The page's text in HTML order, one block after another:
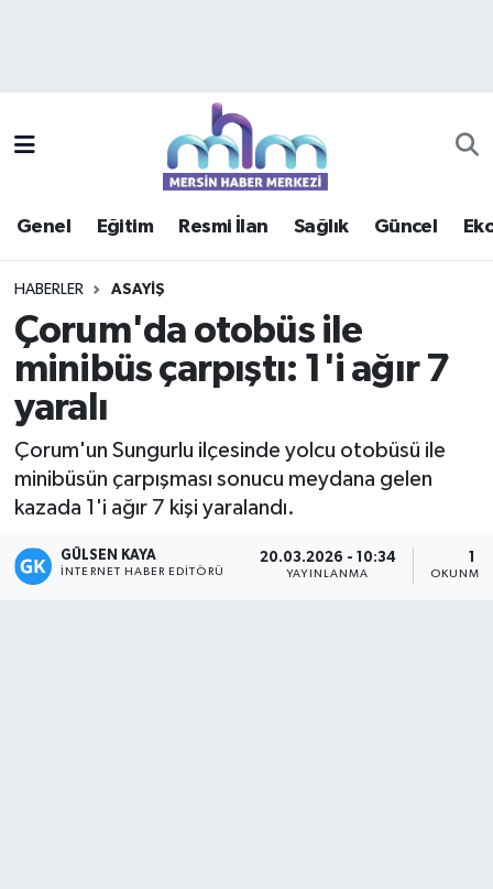
Genel Eğitim Resmi İlan Sağlık Güncel
HABERLER ASAYIŞ
Çorum'da otobüs ile
minibüs çarpıştı: 1'i ağır 7
yaralı
Çorum'un Sungurlu ilçesinde yolcu otobüsü ile
minibüsün çarpışması sonucu meydana gelen
kazada 1'i ağır 7 kişi yaralandı.
GÜLSEN KAYA
İNTERNET HABER EDITÖRÜ
20.03.2026 - 10:34
YAYINLANMA OKUNMA
Güncel
Haberde insan
Kültür - Sanat
Mersin Trafik Yoğunluk Haritası
Süper Lig Puan Durumu ve Fikstür
Haber Arşivi